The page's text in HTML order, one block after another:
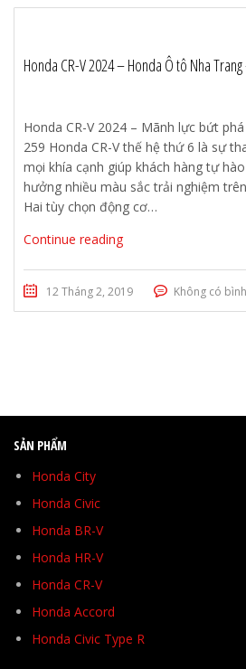
Honda CR-V 2024 – Honda Ô tô Nha
Honda CR-V 2024 – Mãnh lực bứt
259 Honda CR-V thế hệ thứ 6 là sự
mọi khía cạnh giúp khách hàng tự
hưởng nhiều màu sắc trải nghiệm
Hai tùy chọn động cơ…
Continue reading
12 Tháng 2, 2019 Không có
SẢN PHẨM
Honda City
Honda Civic
Honda BR-V
Honda HR-V
Honda CR-V
Honda Accord
Honda Civic Type R